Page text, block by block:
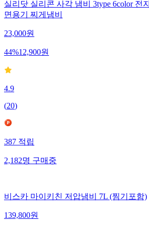
실리닷 실리콘 사각 냄비 3type 6color 전
면용기 찌게냄비
23,000원
44%12,900원
4.9
(20)
387적립
2,182명구매중
비스카 마이키친 저압냄비 7L (찜기포함)
139,800원